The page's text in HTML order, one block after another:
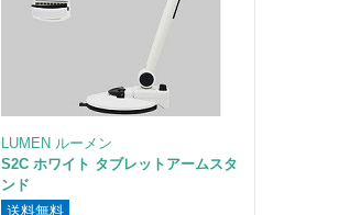
LUMEN ルーメン
S2C ホワイト タブレットアームスタ
ンド
送料無料